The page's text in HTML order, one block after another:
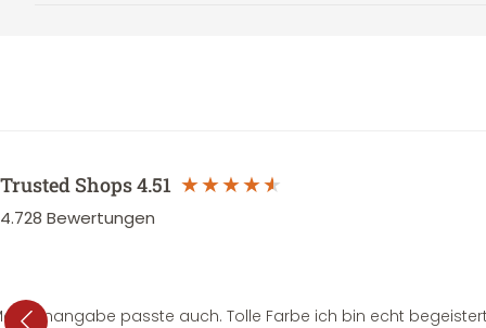
Trusted Shops4.51
4.728 Bewertungen
passte auch. Tolle Farbe ich bin echt